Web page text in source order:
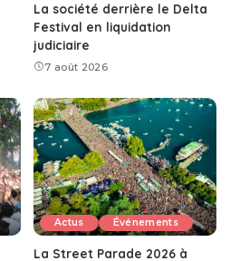
La société derrière le Delta
Festival en liquidation
judiciaire
7 août 2026
Actus Événements
La Street Parade 2026 à